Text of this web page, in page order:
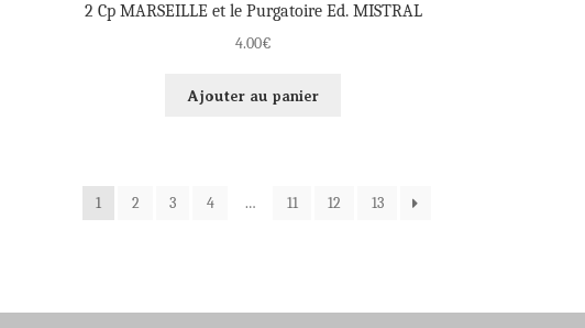
2 Cp MARSEILLE et le Purgatoire Ed. MISTRAL
4.00€
Ajouter au panier
1 2 3 4 … 11 12 13